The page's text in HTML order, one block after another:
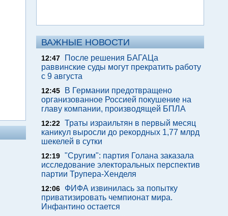
ВАЖНЫЕ НОВОСТИ
12:47
После решения БАГАЦа
раввинские суды могут прекратить работу
с 9 августа
12:45
В Германии предотвращено
организованное Россией покушение на
главу компании, производящей БПЛА
12:22 Траты израильтян в первый месяц
каникул выросли до рекордных 1,77 млрд
шекелей в сутки
12:19 "Сругим": партия Голана заказала
исследование электоральных перспектив
партии Трупера-Хенделя
12:06
ФИФА извинилась за попытку
приватизировать чемпионат мира.
Инфантино остается